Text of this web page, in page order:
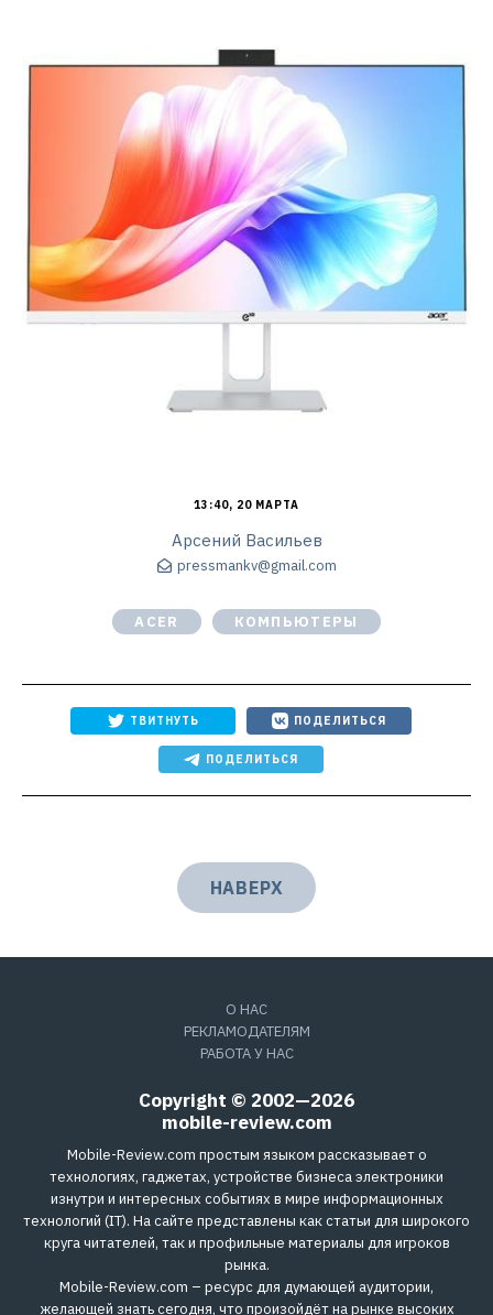
13:40, 20 МАРТА
Арсений Васильев
pressmankv@gmail.com
ACER КОМПЬЮТЕРЫ
ТВИТНУТЬ ПОДЕЛИТЬСЯ
ПОДЕЛИТЬСЯ
НАВЕРХ
О НАС
РЕКЛАМОДАТЕЛЯМ
РАБОТА У НАС
Copyright © 2002—2026
mobile-review.com
Mobile-Review.com простым языком рассказывает о
технологиях, гаджетах, устройстве бизнеса электроники
изнутри и интересных событиях в мире информационных
технологий (IT). На сайте представлены как статьи для широкого
круга читателей, так и профильные материалы для игроков
рынка.
Mobile-Review.com – ресурс для думающей аудитории,
желающей знать сегодня, что произойдёт на рынке высоких